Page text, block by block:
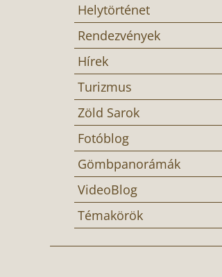
Helytörténet
Rendezvények
Hírek
Turizmus
Zöld Sarok
Fotóblog
Gömbpanorámák
VideoBlog
Témakörök